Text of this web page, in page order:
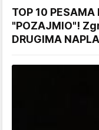
TOP 10 PESAMA
"POZAJMIO"!
DRUGIMA